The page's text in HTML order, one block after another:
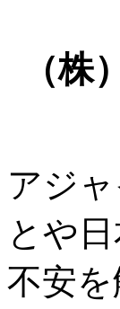
（
アジ
とや
不安を